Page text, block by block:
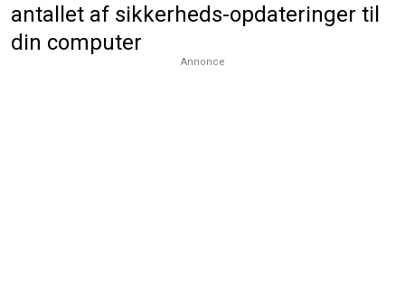
antallet af sikkerheds-opdateringer til
din computer
Annonce